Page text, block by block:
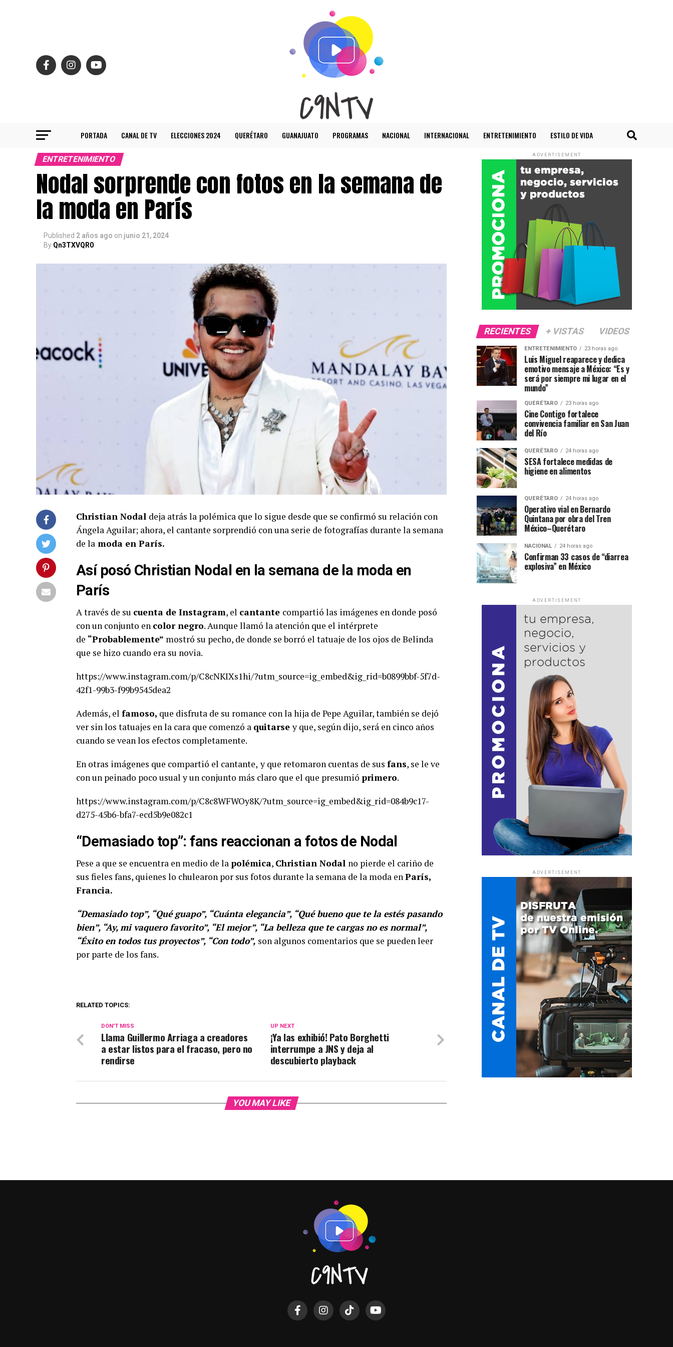
PORTADA CANAL DE TV ELECCIONES 2024 QUERÉTARO GUANAJUATO PROGRAMAS NACIONAL INTERNACIONAL ENTRETENIMIENTO ESTILO DE VIDA
ENTRETENIMIENTO
Nodal sorprende con fotos en la semana de
la moda en París
Published 2 años ago on junio 21, 2024
By Qn3TXVQR0
Christian Nodal deja atrás la polémica que lo sigue desde que se confirmó su relación con
Ángela Aguilar; ahora, el cantante sorprendió con una serie de fotografías durante la semana
de la moda en París.
Así posó Christian Nodal en la semana de la moda en
París
A través de su cuenta de Instagram, el cantante compartió las imágenes en donde posó
con un conjunto en color negro. Aunque llamó la atención que el intérprete
de “Probablemente” mostró su pecho, de donde se borró el tatuaje de los ojos de Belinda
que se hizo cuando era su novia.
https://www.instagram.com/p/C8cNKIXs1hi/?utm_source=ig_embed&ig_rid=b0899bbf-5f7d-
42f1-99b3-f99b9545dea2
Además, el famoso, que disfruta de su romance con la hija de Pepe Aguilar, también se dejó
ver sin los tatuajes en la cara que comenzó a quitarsey que, según dijo, será en cinco años
cuando se vean los efectos completamente.
En otras imágenes que compartió el cantante, y que retomaron cuentas de sus fans, se le ve
con un peinado poco usual y un conjunto más claro que el que presumió primero.
https://www.instagram.com/p/C8c8WFWOy8K/?utm_source=ig_embed&ig_rid=084b9c17-
d275-45b6-bfa7-ecd5b9e082c1
“Demasiado top”: fans reaccionan a fotos de Nodal
Pese a que se encuentra en medio de la polémica, Christian Nodal no pierde el cariño de
sus fieles fans, quienes lo chulearon por sus fotos durante la semana de la moda enParís,
Francia.
“Demasiado top”, “Qué guapo”, “Cuánta elegancia”, “Qué bueno que te la estés pasando
bien”, “Ay, mi vaquero favorito”, “El mejor”, “La belleza que te cargas no es normal”,
“Éxito en todos tus proyectos”, “Con todo”, son algunos comentarios que se pueden leer
por parte de los fans.
RELATED TOPICS:
UP NEXT
¡Ya las exhibió! Pato Borghetti
interrumpe a JNS y deja al
descubierto playback
DON'T MISS
Llama Guillermo Arriaga a creadores
a estar listos para el fracaso, pero no
rendirse
YOU MAY LIKE
ADVERTISEMENT
RECIENTES + VISTAS VIDEOS
ENTRETENIMIENTO 23 horas ago
Luis Miguel reaparece y dedica
emotivo mensaje a México: “Es y
será por siempre mi lugar en el
mundo”
QUERÉTARO 23 horas ago
Cine Contigo fortalece
convivencia familiar en San Juan
del Río
QUERÉTARO 24 horas ago
SESA fortalece medidas de
higiene en alimentos
QUERÉTARO 24 horas ago
Operativo vial en Bernardo
Quintana por obra del Tren
México–Querétaro
NACIONAL 24 horas ago
Confirman 33 casos de “diarrea
explosiva” en México
ADVERTISEMENT
ADVERTISEMENT